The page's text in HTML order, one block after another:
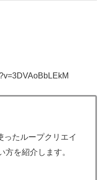
ったループクリエイ
方を紹介します。